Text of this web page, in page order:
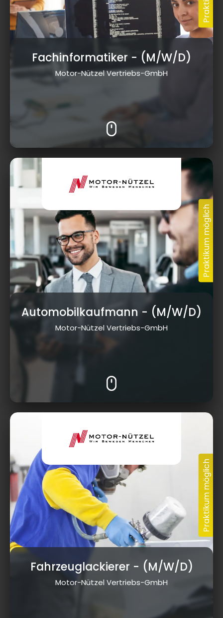
Fachinformatiker - (M/W/D)
Motor-Nützel Vertriebs-GmbH
Automobilkaufmann - (M/W/D)
Motor-Nützel Vertriebs-GmbH
Fahrzeuglackierer - (M/W/D)
Motor-Nützel Vertriebs-GmbH